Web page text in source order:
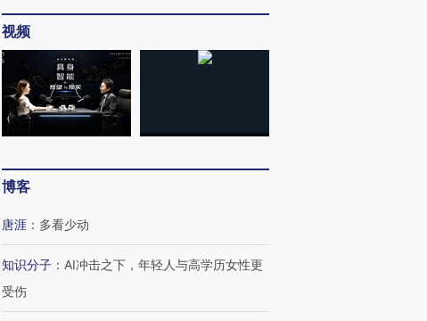
视频
博客
唐涯 ： 多看少动
知识分子 ： AI冲击之下，年轻人与高学历女性更
受伤